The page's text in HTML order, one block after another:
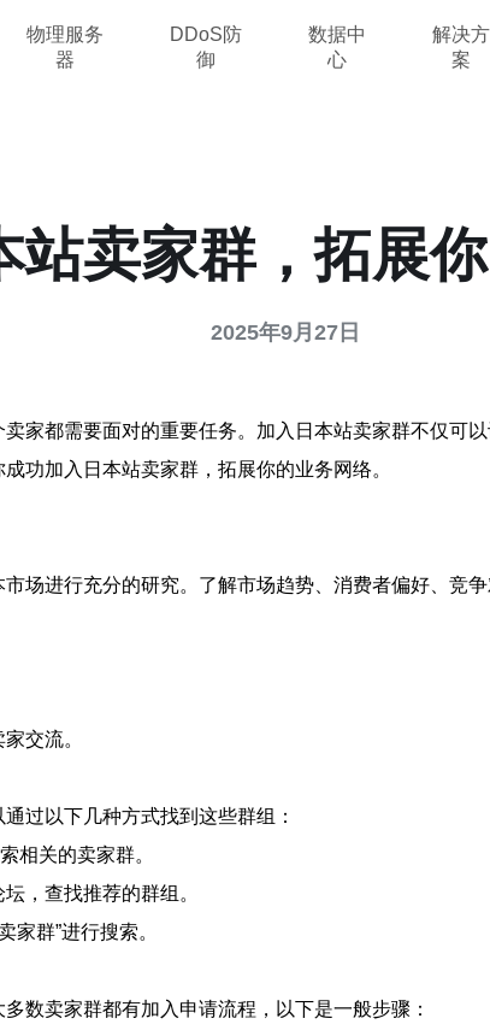
物理服务
器
DDoS防
御
数据中
心
解决方
案
站卖家群，拓展
2025年9月27日
家都需要面对的重要任务。加入日本站卖家群不仅可
功加入日本站卖家群，拓展你的业务网络。
场进行充分的研究。了解市场趋势、消费者偏好、竞
交流。
过以下几种方式找到这些群组：
相关的卖家群。
，查找推荐的群组。
家群”进行搜索。
数卖家群都有加入申请流程，以下是一般步骤：